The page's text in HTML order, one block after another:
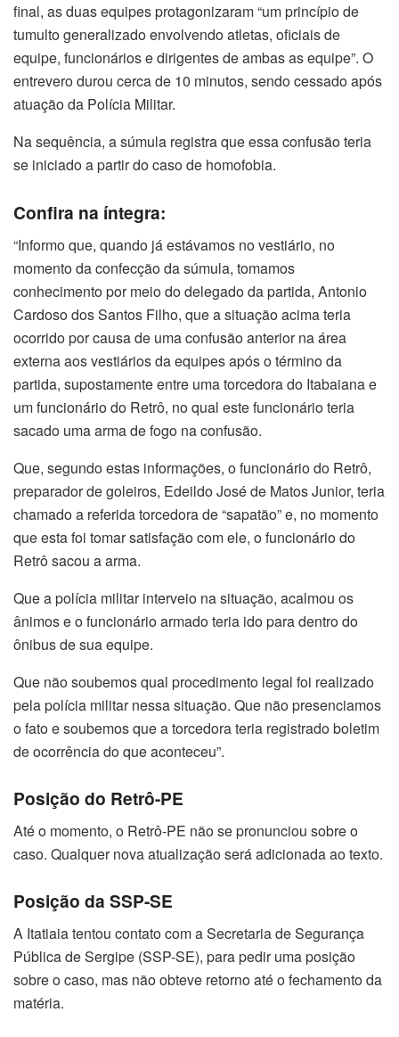
final, as duas equipes protagonizaram “um princípio de
tumulto generalizado envolvendo atletas, oficiais de
equipe, funcionários e dirigentes de ambas as equipe”. O
entrevero durou cerca de 10 minutos, sendo cessado após
atuação da Polícia Militar.
Na sequência, a súmula registra que essa confusão teria
se iniciado a partir do caso de homofobia.
Confira na íntegra:
“Informo que, quando já estávamos no vestiário, no
momento da confecção da súmula, tomamos
conhecimento por meio do delegado da partida, Antonio
Cardoso dos Santos Filho, que a situação acima teria
ocorrido por causa de uma confusão anterior na área
externa aos vestiários da equipes após o término da
partida, supostamente entre uma torcedora do Itabaiana e
um funcionário do Retrô, no qual este funcionário teria
sacado uma arma de fogo na confusão.
Que, segundo estas informações, o funcionário do Retrô,
preparador de goleiros, Edeildo José de Matos Junior, teria
chamado a referida torcedora de “sapatão” e, no momento
que esta foi tomar satisfação com ele, o funcionário do
Retrô sacou a arma.
Que a polícia militar interveio na situação, acalmou os
ânimos e o funcionário armado teria ido para dentro do
ônibus de sua equipe.
Que não soubemos qual procedimento legal foi realizado
pela polícia militar nessa situação. Que não presenciamos
o fato e soubemos que a torcedora teria registrado boletim
de ocorrência do que aconteceu”.
Posição do Retrô-PE
Até o momento, o Retrô-PE não se pronunciou sobre o
caso. Qualquer nova atualização será adicionada ao texto.
Posição da SSP-SE
A Itatiaia tentou contato com a Secretaria de Segurança
Pública de Sergipe (SSP-SE), para pedir uma posição
sobre o caso, mas não obteve retorno até o fechamento da
matéria.